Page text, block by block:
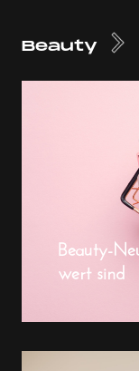
Beauty
Beauty-
wert sind